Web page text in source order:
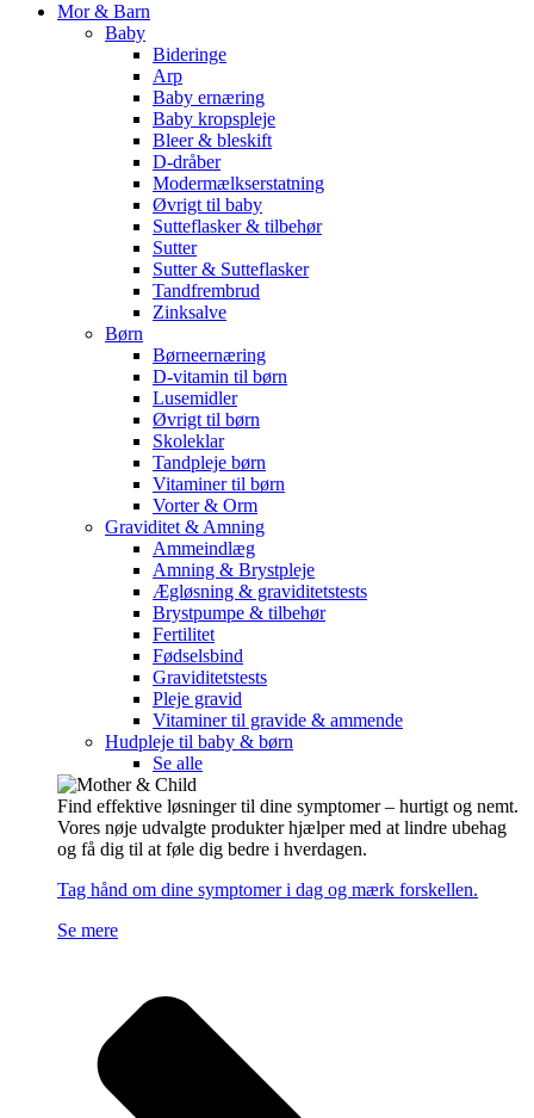
Mor & Barn
Baby
Bideringe
Arp
Baby ernæring
Baby kropspleje
Bleer & bleskift
D-dråber
Modermælkserstatning
Øvrigt til baby
Sutteflasker & tilbehør
Sutter
Sutter & Sutteflasker
Tandfrembrud
Zinksalve
Børn
Børneernæring
D-vitamin til børn
Lusemidler
Øvrigt til børn
Skoleklar
Tandpleje børn
Vitaminer til børn
Vorter & Orm
Graviditet & Amning
Ammeindlæg
Amning & Brystpleje
Ægløsning & graviditetstests
Brystpumpe & tilbehør
Fertilitet
Fødselsbind
Graviditetstests
Pleje gravid
Vitaminer til gravide & ammende
Hudpleje til baby & børn
Se alle
Find effektive løsninger til dine symptomer – hurtigt og nemt.
Vores nøje udvalgte produkter hjælper med at lindre ubehag
og få dig til at føle dig bedre i hverdagen.
Tag hånd om dine symptomer i dag og mærk forskellen.
Se mere